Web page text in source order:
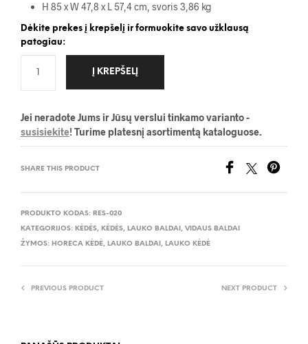
H 85 x W 47,8 x L 57,4 cm, svoris 3,86 kg
Dėkite prekes į krepšelį ir formuokite savo užklausą
patogiau:
Į KREPŠELĮ
Jei neradote Jums ir Jūsų verslui tinkamo varianto -
susisiekite! Turime platesnį asortimentą kataloguose.
SHARE THIS PRODUCT
PRODUKTO KODAS: RES-020
KATEGORIJOS: KĖDĖS, KĖDĖS, LAUKO BALDAI, VIDAUS BALDAI
ŽYMOS: HORECA KĖDĖ, LAUKO BALDAI, LAUKO KĖDĖ
PREVIOUS PRODUCT NEXT PRODUCT